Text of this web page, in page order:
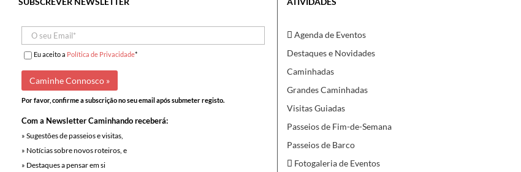
Eu aceito a Política de Privacidade*
Por favor, confirme a subscrição no seu email após submeter registo.
Com a Newsletter Caminhando receberá:
» Sugestões de passeios e visitas,
» Notícias sobre novos roteiros, e
» Destaques a pensar em si
Agenda de Eventos
Destaques e Novidades
Caminhadas
Grandes Caminhadas
Visitas Guiadas
Passeios de Fim-de-Semana
Passeios de Barco
Fotogaleria de Eventos